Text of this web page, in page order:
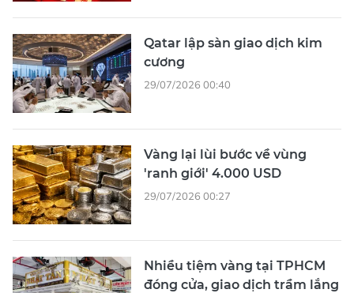
Qatar lập sàn giao dịch kim
cương
29/07/2026 00:40
Vàng lại lùi bước về vùng
'ranh giới' 4.000 USD
29/07/2026 00:27
Nhiều tiệm vàng tại TPHCM
đóng cửa, giao dịch trầm lắng